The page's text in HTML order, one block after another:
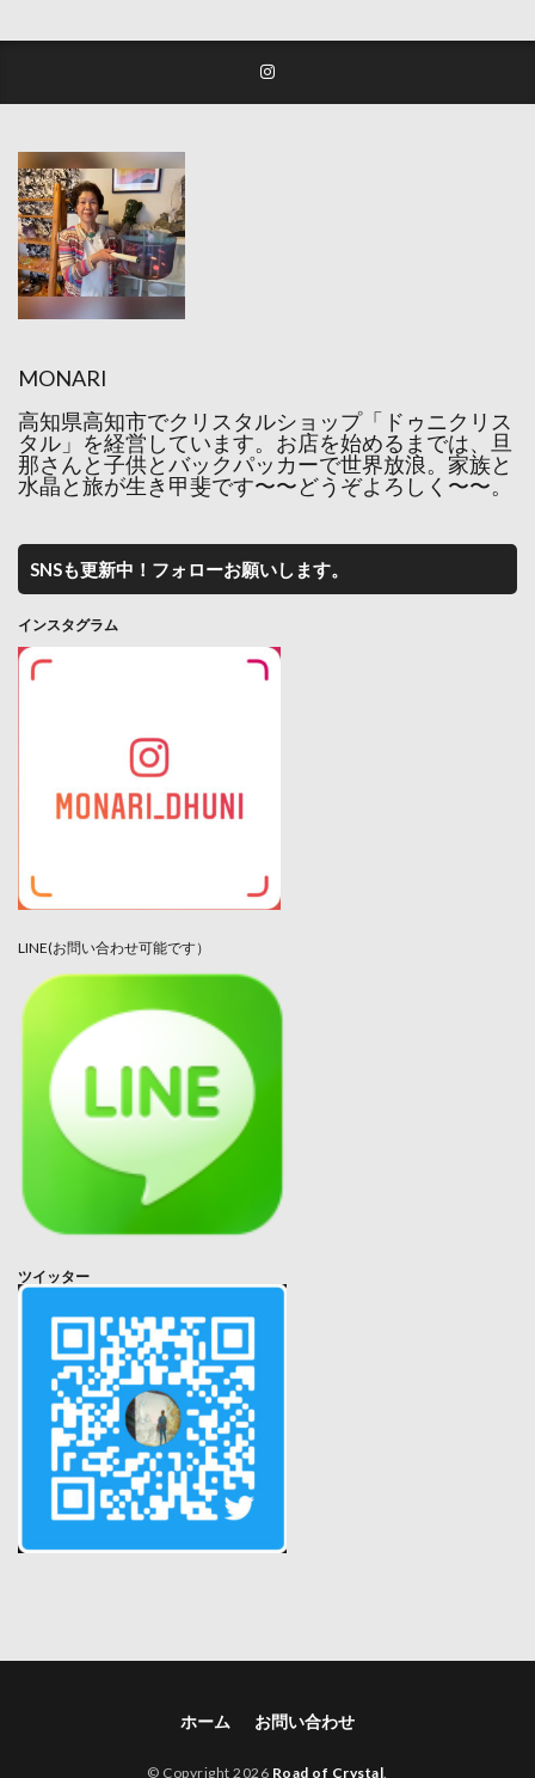
MONARI
高知県高知市でクリスタルショップ「ドゥニクリス
タル」を経営しています。お店を始めるまでは、旦
那さんと子供とバックパッカーで世界放浪。家族と
水晶と旅が生き甲斐です〜〜どうぞよろしく〜〜。
SNSも更新中！フォローお願いします。
インスタグラム
LINE(お問い合わせ可能です）
ツイッター
ホーム お問い合わせ
© Copyright 2026 Road of Crystal.